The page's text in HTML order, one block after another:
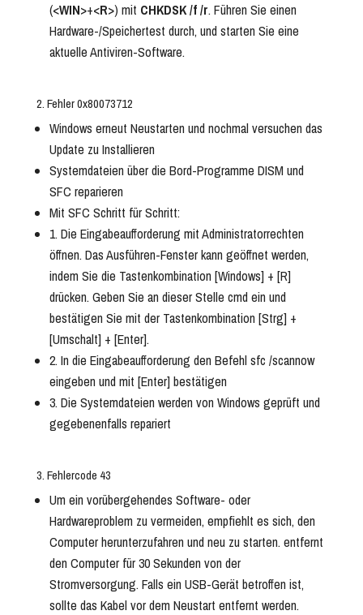
(<WIN>+<R>) mit CHKDSK /f /r. Führen Sie einen
Hardware-/Speichertest durch, und starten Sie eine
aktuelle Antiviren-Software.
2. Fehler 0x80073712
Windows erneut Neustarten und nochmal versuchen das
Update zu Installieren
Systemdateien über die Bord-Programme DISM und
SFC reparieren
Mit SFC Schritt für Schritt:
1. Die Eingabeaufforderung mit Administratorrechten
öffnen. Das Ausführen-Fenster kann geöffnet werden,
indem Sie die Tastenkombination [Windows] + [R]
drücken. Geben Sie an dieser Stelle cmd ein und
bestätigen Sie mit der Tastenkombination [Strg] +
[Umschalt] + [Enter].
2. In die Eingabeaufforderung den Befehl sfc /scannow
eingeben und mit [Enter] bestätigen
3. Die Systemdateien werden von Windows geprüft und
gegebenenfalls repariert
3. Fehlercode 43
Um ein vorübergehendes Software- oder
Hardwareproblem zu vermeiden, empfiehlt es sich, den
Computer herunterzufahren und neu zu starten. entfernt
den Computer für 30 Sekunden von der
Stromversorgung. Falls ein USB-Gerät betroffen ist,
sollte das Kabel vor dem Neustart entfernt werden.